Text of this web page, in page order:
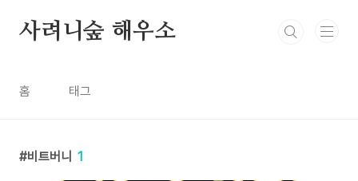
사려니숲 해우소
홈 태그
비트버니 1